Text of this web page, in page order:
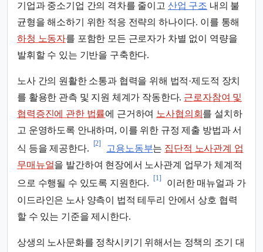
기업과 중소기업 간의 격차를 줄이고 산업 구조 내의 불
균형을 해소하기 위한 적응 전략의 하나이다. 이를 통해
하청 노동자를 포함한 모든 근로자가 차별 없이 역량을
발휘할 수 있는 기반을 구축한다.
노사 간의 원활한 소통과 협력을 위해 법적·제도적 장치
를 활용한 관측 및 지원 체계가 작동한다. 근로자참여 및
협력증진에 관한 법률에 근거하여 노사협의회 를 설치하
고 운영하도록 안내하며, 이를 위한 규정 제출 방법과 서
식 등을 제공한다.
[2]
고용노동부는 집단적 노사관계 업
무매뉴얼을 발간하여 현장에서 노사관계 업무가 체계적
으로 수행될 수 있도록 지원한다.
[1]
이러한 매뉴얼과 가
이드라인은 노사 양측이 법적 테두리 안에서 상호 협력
할 수 있는 기준을 제시한다.
상생의 노사문화를 정착시키기 위해서는 정책의 조기 대